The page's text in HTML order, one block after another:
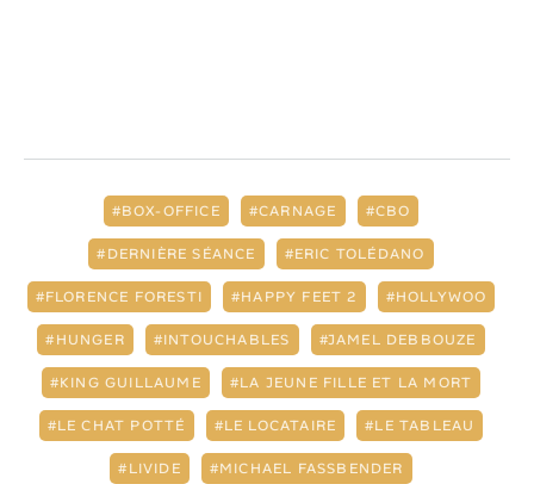
BOX-OFFICE CARNAGE CBO
DERNIÈRE SÉANCE ERIC TOLÉDANO
FLORENCE FORESTI HAPPY FEET 2 HOLLYWOO
HUNGER INTOUCHABLES JAMEL DEBBOUZE
KING GUILLAUME LA JEUNE FILLE ET LA MORT
LE CHAT POTTÉ LE LOCATAIRE LE TABLEAU
LIVIDE MICHAEL FASSBENDER